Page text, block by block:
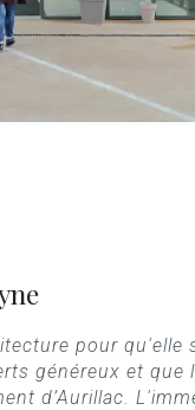
pour qu'elle
généreux et que
d’Aurillac.